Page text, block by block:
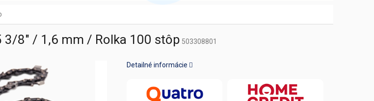
3/8" / 1,6 mm / Rolka 100 stôp 503308801
Detailné informácie